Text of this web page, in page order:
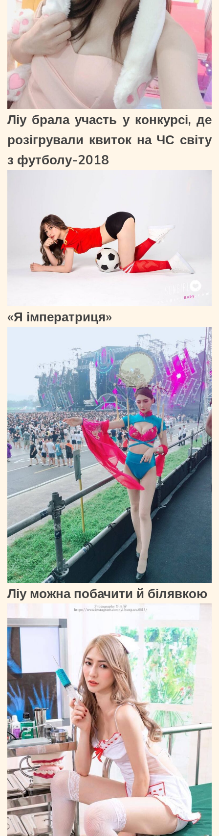
Ліу брала участь у конкурсі, де
розігрували квиток на ЧС світу
з футболу-2018
«Я імператриця»
Ліу можна побачити й білявкою